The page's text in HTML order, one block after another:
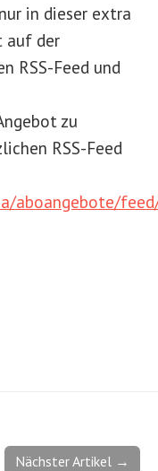
in dieser extra
auf der
RSS-Feed und
zu
RSS-Feed
aboangebote/
Nächster Artikel →